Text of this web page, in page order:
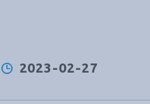
2023-02-27